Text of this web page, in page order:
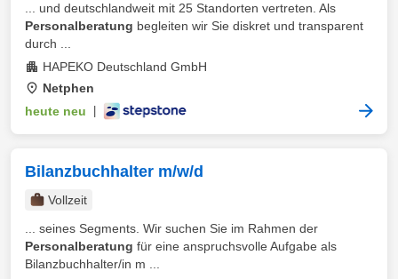
... und deutschlandweit mit 25 Standorten vertreten. Als
Personalberatung begleiten wir Sie diskret und transparent
durch ...
HAPEKO Deutschland GmbH
Netphen
heute neu
Bilanzbuchhalter m/w/d
Vollzeit
... seines Segments. Wir suchen Sie im Rahmen der
Personalberatung für eine anspruchsvolle Aufgabe als
Bilanzbuchhalter/in m ...